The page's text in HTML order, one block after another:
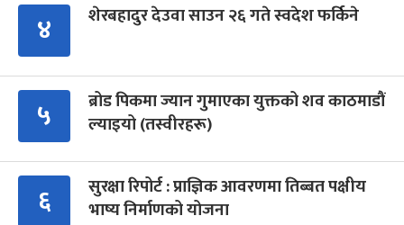
४ शेरबहादुर देउवा साउन २६ गते स्वदेश फर्किने
५
ब्रोड पिकमा ज्यान गुमाएका युक्तको शव काठमाडौं
ल्याइयो (तस्वीरहरू)
६
सुरक्षा रिपोर्ट : प्राज्ञिक आवरणमा तिब्बत पक्षीय
भाष्य निर्माणको योजना